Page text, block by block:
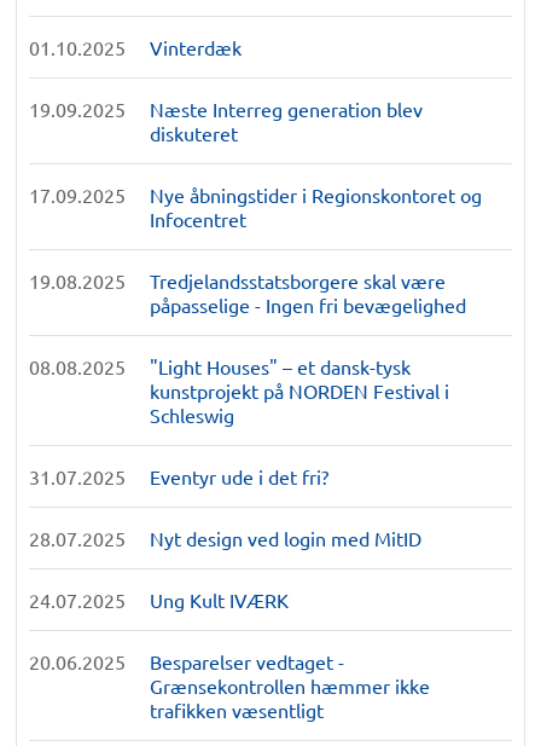
01.10.2025 Vinterdæk
19.09.2025
Næste Interreg generation blev
diskuteret
17.09.2025
Nye åbningstider i Regionskontoret og
Infocentret
19.08.2025
Tredjelandsstatsborgere skal være
påpasselige - Ingen fri bevægelighed
08.08.2025
"Light Houses" – et dansk-tysk
kunstprojekt på NORDEN Festival i
Schleswig
31.07.2025 Eventyr ude i det fri?
28.07.2025 Nyt design ved login med MitID
24.07.2025 Ung Kult IVÆRK
20.06.2025
Besparelser vedtaget -
Grænsekontrollen hæmmer ikke
trafikken væsentligt